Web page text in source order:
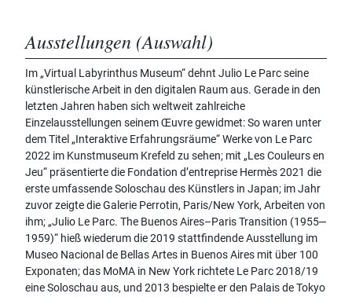
Ausstellungen (Auswahl)
Im „Virtual Labyrinthus Museum“ dehnt Julio Le Parc seine
künstlerische Arbeit in den digitalen Raum aus. Gerade in den
letzten Jahren haben sich weltweit zahlreiche
Einzelausstellungen seinem Œuvre gewidmet: So waren unter
dem Titel „Interaktive Erfahrungsräume“ Werke von Le Parc
2022 im Kunstmuseum Krefeld zu sehen; mit „Les Couleurs en
Jeu“ präsentierte die Fondation d’entreprise Hermès 2021 die
erste umfassende Soloschau des Künstlers in Japan; im Jahr
zuvor zeigte die Galerie Perrotin, Paris/New York, Arbeiten von
ihm; „Julio Le Parc. The Buenos Aires–Paris Transition (1955‒
1959)“ hieß wiederum die 2019 stattfindende Ausstellung im
Museo Nacional de Bellas Artes in Buenos Aires mit über 100
Exponaten; das MoMA in New York richtete Le Parc 2018/19
eine Soloschau aus, und 2013 bespielte er den Palais de Tokyo